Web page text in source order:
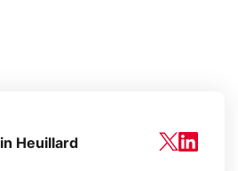
Heuillard